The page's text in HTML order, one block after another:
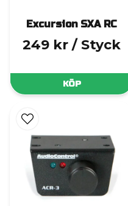
Excursion SXA RC
249 kr / Styck
KÖP